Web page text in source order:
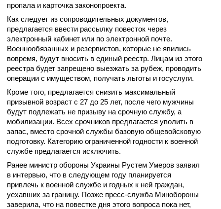
пропала и карточка законопроекта.
Как следует из сопроводительных документов,
предлагается ввести рассылку повесток через
электронный кабинет или по электронной почте.
Военнообязанных и резервистов, которые не явились
вовремя, будут вносить в единый реестр. Лицам из этого
реестра будет запрещено выезжать за рубеж, проводить
операции с имуществом, получать льготы и госуслуги.
Кроме того, предлагается снизить максимальный
призывной возраст с 27 до 25 лет, после чего мужчины
будут подлежать не призыву на срочную службу, а
мобилизации. Всех срочников предлагается уволить в
запас, вместо срочной службы базовую общевойсковую
подготовку. Категорию ограниченной годности к военной
службе предлагается исключить.
Ранее министр обороны Украины Рустем Умеров заявил
в интервью, что в следующем году планируется
привлечь к военной службе и годных к ней граждан,
уехавших за границу. Позже пресс-служба Минобороны
заверила, что на повестке дня этого вопроса пока нет,